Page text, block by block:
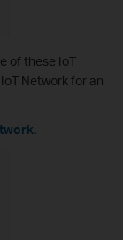
of these IoT
Network for an